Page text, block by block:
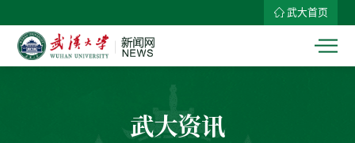
武大首页
武大资讯